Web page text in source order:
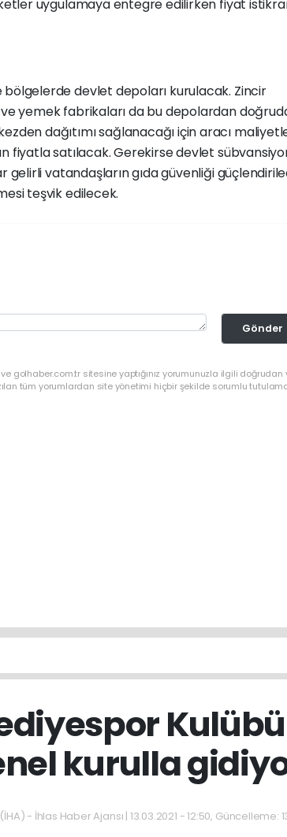
uygulamaya entegre edilirken fiyat
devlet depoları kurulacak. Zincir
yemek fabrikaları da bu depolardan
dağıtımı sağlanacağı için aracı
fiyatla satılacak. Gerekirse devlet
vatandaşların gıda güvenliği
teşvik edilecek.
Gönder
golhaber.com.tr sitesine yaptığınız yorumunuzla ilgili doğrudan
tüm yorumlardan site yönetimi hiçbir şekilde sorumlu
kurulla
(İHA) - İhlas Haber Ajansı | 13.03.2021 - 12:50, Güncelleme: